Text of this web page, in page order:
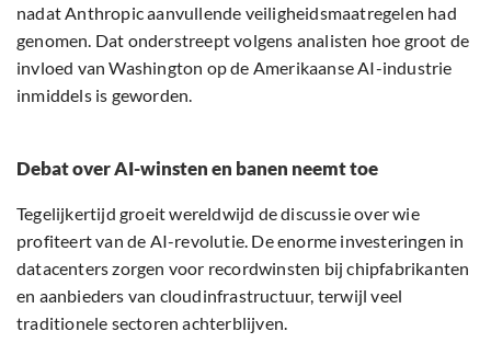
nadat Anthropic aanvullende veiligheidsmaatregelen had
genomen. Dat onderstreept volgens analisten hoe groot de
invloed van Washington op de Amerikaanse AI-industrie
inmiddels is geworden.
Debat over AI-winsten en banen neemt toe
Tegelijkertijd groeit wereldwijd de discussie over wie
profiteert van de AI-revolutie. De enorme investeringen in
datacenters zorgen voor recordwinsten bij chipfabrikanten
en aanbieders van cloudinfrastructuur, terwijl veel
traditionele sectoren achterblijven.